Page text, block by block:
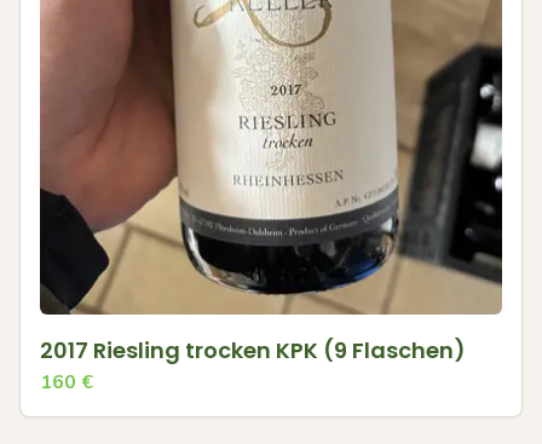
2017 Riesling trocken KPK (9 Flaschen)
160 €